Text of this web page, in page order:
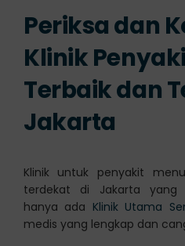
Periksa dan
Klinik
Terbaik dan
Jakarta
Klinik untuk penyakit
terdekat di Jakarta yang
hanya ada Klinik Utama
medis yang lengkap dan